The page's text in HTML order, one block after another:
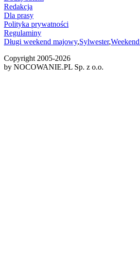
Redakcja
Dla prasy
Polityka prywatności
Regulaminy
Długi weekend majowy,Sylwester,
Copyright 2005-2026
by NOCOWANIE.PL Sp. z o.o.